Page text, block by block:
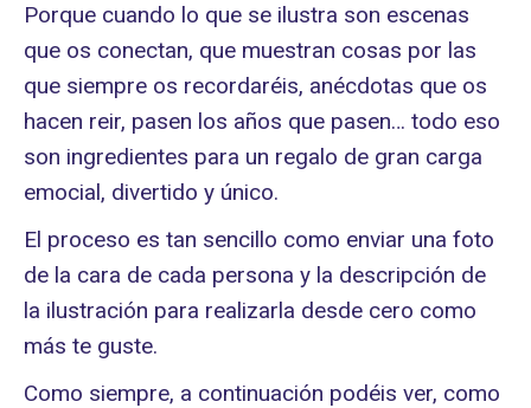
Porque cuando lo que se ilustra son escenas
que os conectan, que muestran cosas por las
que siempre os recordaréis, anécdotas que os
hacen reir, pasen los años que pasen… todo eso
son ingredientes para un regalo de gran carga
emocial, divertido y único.
El proceso es tan sencillo como enviar una foto
de la cara de cada persona y la descripción de
la ilustración para realizarla desde cero como
más te guste.
Como siempre, a continuación podéis ver, como